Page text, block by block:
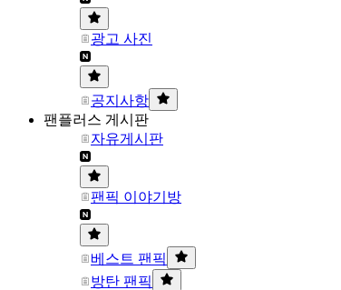
광고 사진
공지사항
팬플러스 게시판
자유게시판
팬픽 이야기방
베스트 팬픽
방탄 팬픽